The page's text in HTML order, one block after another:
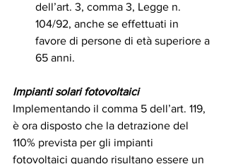
dell’art. 3, comma 3, Legge n.
104/92, anche se effettuati in
favore di persone di età superiore a
65 anni.
Impianti solari fotovoltaici
Implementando il comma 5 dell’art. 119,
è ora disposto che la detrazione del
110% prevista per gli impianti
fotovoltaici quando risultano essere un